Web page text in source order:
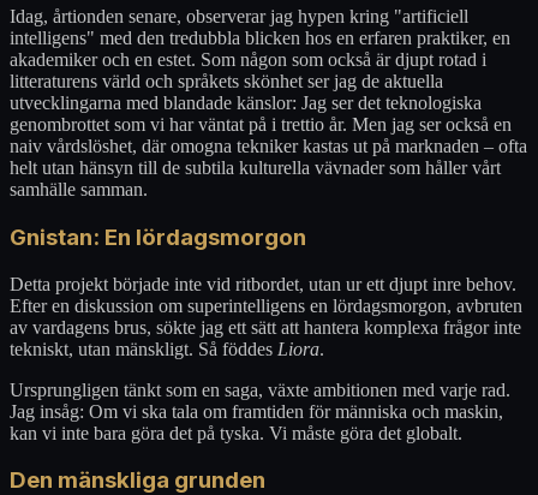
Idag, årtionden senare, observerar jag hypen kring "artificiell
intelligens" med den tredubbla blicken hos en erfaren praktiker, en
akademiker och en estet. Som någon som också är djupt rotad i
litteraturens värld och språkets skönhet ser jag de aktuella
utvecklingarna med blandade känslor: Jag ser det teknologiska
genombrottet som vi har väntat på i trettio år. Men jag ser också en
naiv vårdslöshet, där omogna tekniker kastas ut på marknaden – ofta
helt utan hänsyn till de subtila kulturella vävnader som håller vårt
samhälle samman.
Gnistan: En lördagsmorgon
Detta projekt började inte vid ritbordet, utan ur ett djupt inre behov.
Efter en diskussion om superintelligens en lördagsmorgon, avbruten
av vardagens brus, sökte jag ett sätt att hantera komplexa frågor inte
tekniskt, utan mänskligt. Så föddes Liora.
Ursprungligen tänkt som en saga, växte ambitionen med varje rad.
Jag insåg: Om vi ska tala om framtiden för människa och maskin,
kan vi inte bara göra det på tyska. Vi måste göra det globalt.
Den mänskliga grunden